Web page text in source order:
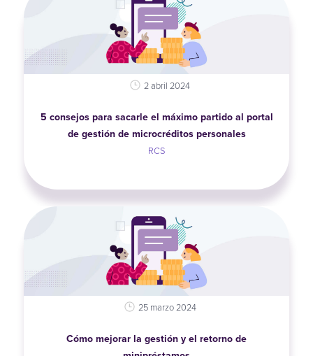
2 abril 2024
5 consejos para sacarle el máximo partido al portal
de gestión de microcréditos personales
RCS
25 marzo 2024
Cómo mejorar la gestión y el retorno de